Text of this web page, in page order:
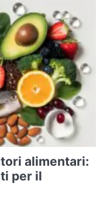
alimentari:
per il